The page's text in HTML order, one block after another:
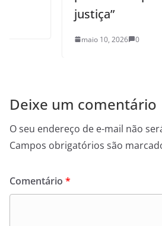
maio 10, 2026 0
Deixe um comentário
O seu endereço de e-mail não
Campos obrigatórios são
Comentário *